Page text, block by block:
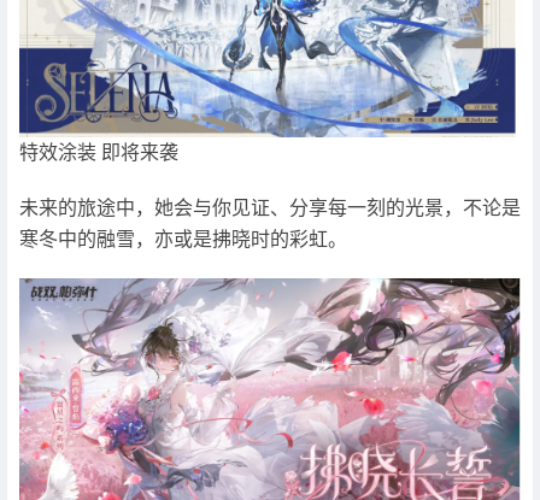
特效涂装 即将来袭
未来的旅途中，她会与你见证、分享每一刻的光景，不论是
寒冬中的融雪，亦或是拂晓时的彩虹。